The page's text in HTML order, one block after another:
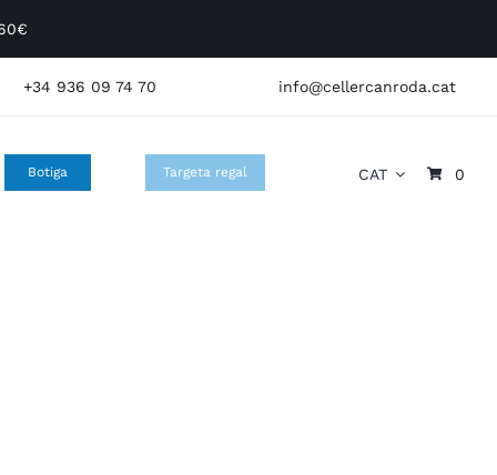
+34 936 09 74 70 info@cellercanroda.cat
Botiga Targeta regal CAT 0